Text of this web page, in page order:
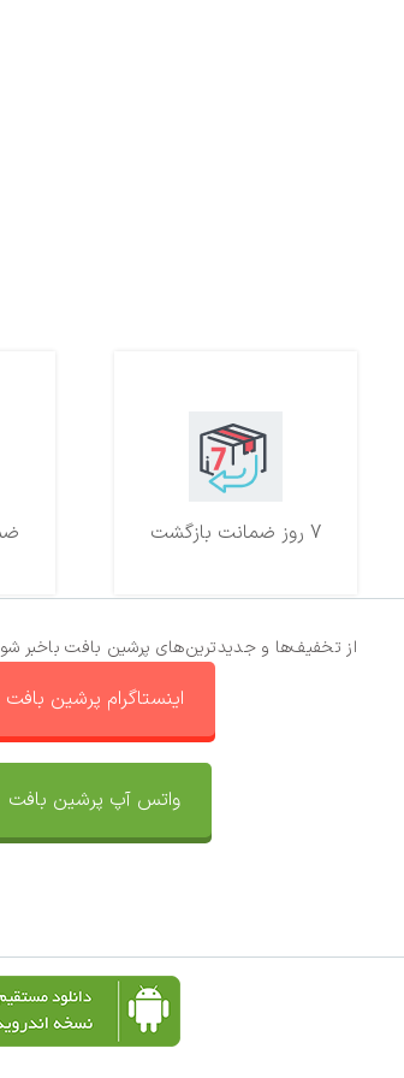
7 روز ضمانت بازگشت
از تخفیف‌ها و جدیدترین‌های پرشین بافت باخبر
اینستاگرام پرشین بافت
واتس آپ پرشین بافت